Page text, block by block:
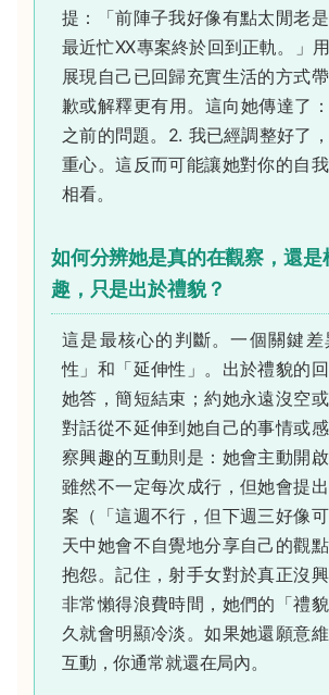
提：「前陣子我好像有點太閒老
最近忙XX專案終於回到正軌。」用
展現自己已回歸充實生活的方式
歉或解釋更有用。這向她傳達了
之前的問題。2. 我已經調整好了
重心。這反而可能讓她對你的自
相看。
如何分辨她是真的在觀察，還是
趣，只是出於禮貌？
這是最核心的判斷。一個關鍵差
性」和「延伸性」。出於禮貌的
她答，簡短結束；約她永遠沒空
對話從不延伸到她自己的事情或
察興趣的互動則是：她會主動開
雖然不一定每次成行，但她會提
案（「這週不行，但下週三好像
天中她會不自覺地分享自己的觀
抱怨。記住，射手女對於真正沒
非常懶得浪費時間，她們的「禮
久就會明顯冷淡。如果她還願意
互動，你通常就還在局內。